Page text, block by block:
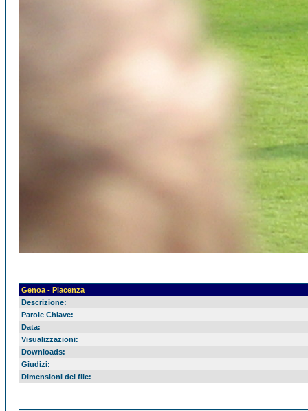
Genoa - Piacenza
Descrizione:
Parole Chiave:
Data:
Visualizzazioni:
Downloads:
Giudizi:
Dimensioni del file: